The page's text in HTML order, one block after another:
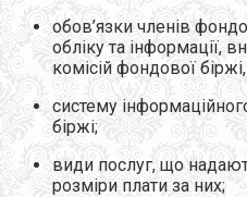
обов’язки членів
обліку та інформації,
комісій фондової
систему
біржі;
види послуг, що
розміри плати за них;